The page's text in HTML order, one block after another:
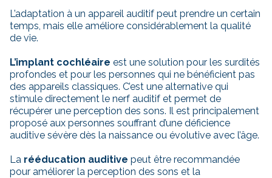
L’adaptation à un appareil auditif peut prendre un certain
temps, mais elle améliore considérablement la qualité
de vie.
L’implant cochléaire est une solution pour les surdités
profondes et pour les personnes qui ne bénéficient pas
des appareils classiques. C’est une alternative qui
stimule directement le nerf auditif et permet de
récupérer une perception des sons. Il est principalement
proposé aux personnes souffrant d’une déficience
auditive sévère dès la naissance ou évolutive avec l’âge.
La rééducation auditive peut être recommandée
pour améliorer la perception des sons et la